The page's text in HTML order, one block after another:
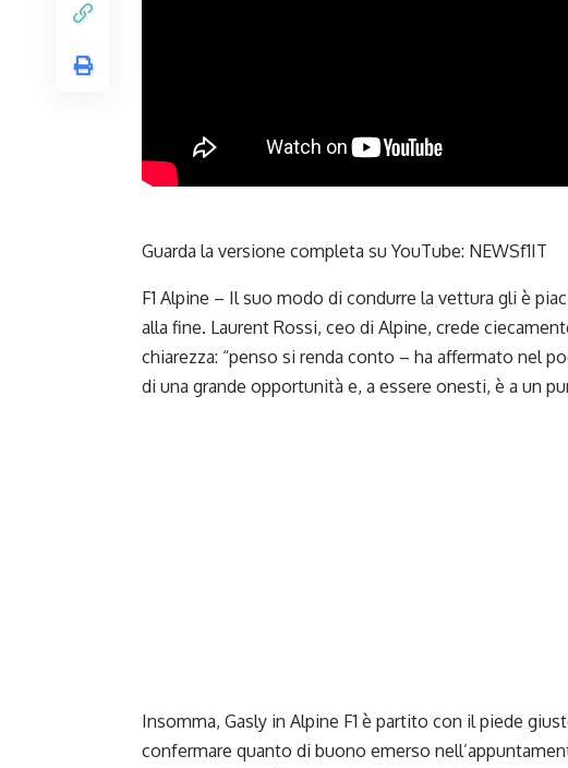
Guarda la versione completa su YouTube: NEWSf1IT
F1 Alpine – Il suo modo di condurre la vettura gli è
alla fine. Laurent Rossi, ceo di Alpine, crede
chiarezza: “penso si renda conto – ha affermato nel
di una grande opportunità e, a essere onesti, è a un
Insomma, Gasly in Alpine F1 è partito con il piede
confermare quanto di buono emerso